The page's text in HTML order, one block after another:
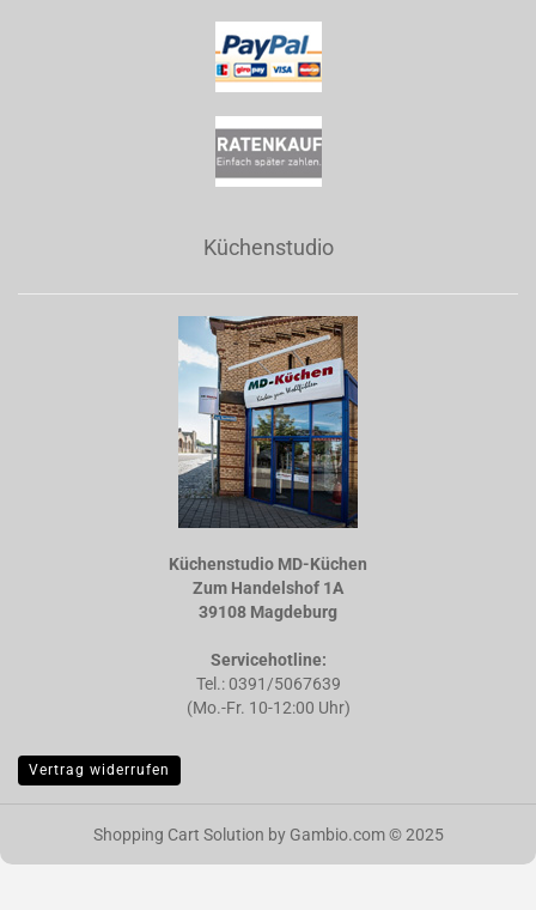
Küchenstudio
Küchenstudio MD-Küchen
Zum Handelshof 1A
39108 Magdeburg
Servicehotline:
Tel.: 0391/5067639
(Mo.-Fr. 10-12:00 Uhr)
Vertrag widerrufen
Shopping Cart Solution by Gambio.com © 2025